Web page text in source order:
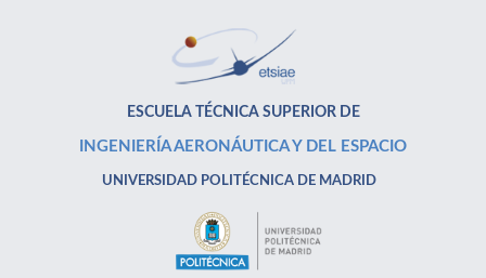
ESCUELA TÉCNICA SUPERIOR DE
INGENIERÍA AERONÁUTICA Y DEL ESPACIO
UNIVERSIDAD POLITÉCNICA DE MADRID